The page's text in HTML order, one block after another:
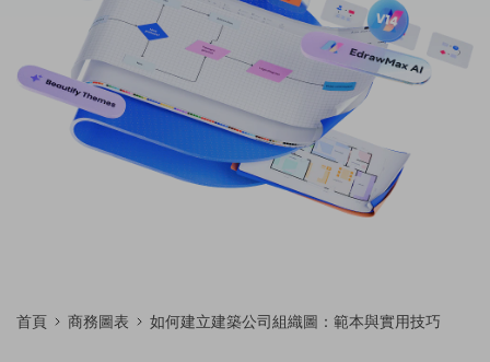
首頁 商務圖表 如何建立建築公司組織圖：範本與實用技巧